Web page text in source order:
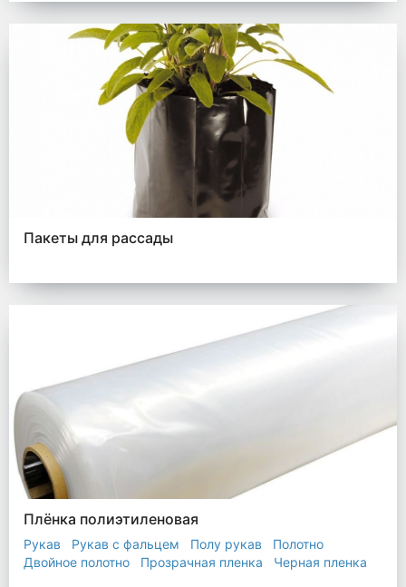
Пакеты для рассады
Плёнка полиэтиленовая
Рукав Рукав с фальцем Полу рукав
Полотно
Двойное полотно
Прозрачная пленка Черная пленка